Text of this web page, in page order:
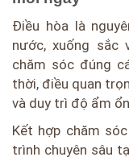
Điều hòa là
nước, xuống sắc
chăm sóc đúng
thời, điều quan
và duy trì độ ẩm
Kết hợp chăm
trình chuyên sâu